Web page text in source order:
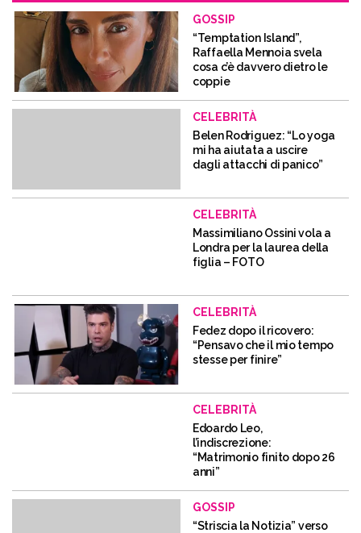
GOSSIP
“Temptation Island”,
Raffaella Mennoia svela
cosa c’è davvero dietro le
coppie
CELEBRITÀ
Belen Rodriguez: “Lo yoga
mi ha aiutata a uscire
dagli attacchi di panico”
CELEBRITÀ
Massimiliano Ossini vola a
Londra per la laurea della
figlia – FOTO
CELEBRITÀ
Fedez dopo il ricovero:
“Pensavo che il mio tempo
stesse per finire”
CELEBRITÀ
Edoardo Leo,
l’indiscrezione:
“Matrimonio finito dopo 26
anni”
GOSSIP
“Striscia la Notizia” verso